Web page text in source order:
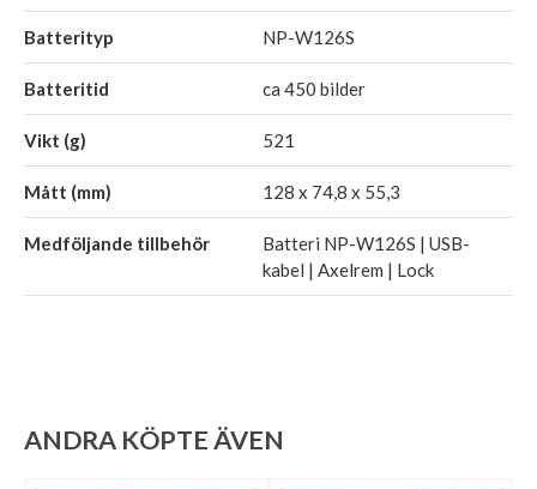
Batterityp NP-W126S
Batteritid ca 450 bilder
Vikt (g) 521
Mått (mm) 128 x 74,8 x 55,3
Medföljande tillbehör
Batteri NP-W126S | USB-
kabel | Axelrem | Lock
ANDRA KÖPTE ÄVEN